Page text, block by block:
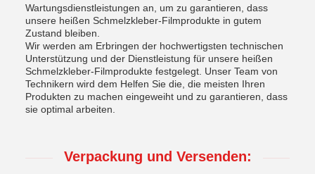
Wartungsdienstleistungen an, um zu garantieren, dass
unsere heißen Schmelzkleber-Filmprodukte in gutem
Zustand bleiben.
Wir werden am Erbringen der hochwertigsten technischen
Unterstützung und der Dienstleistung für unsere heißen
Schmelzkleber-Filmprodukte festgelegt. Unser Team von
Technikern wird dem Helfen Sie die, die meisten Ihren
Produkten zu machen eingeweiht und zu garantieren, dass
sie optimal arbeiten.
Verpackung und Versenden: